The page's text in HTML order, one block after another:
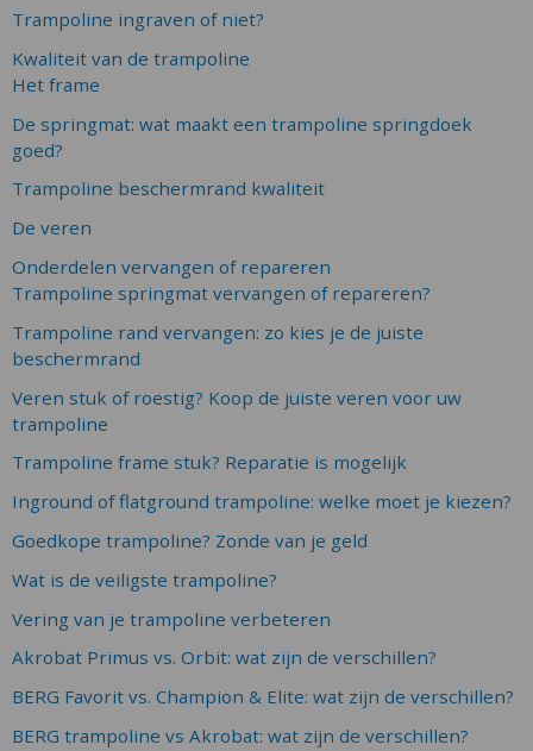
Trampoline ingraven of niet?
Kwaliteit van de trampoline
Het frame
De springmat: wat maakt een trampoline springdoek
goed?
Trampoline beschermrand kwaliteit
De veren
Onderdelen vervangen of repareren
Trampoline springmat vervangen of repareren?
Trampoline rand vervangen: zo kies je de juiste
beschermrand
Veren stuk of roestig? Koop de juiste veren voor uw
trampoline
Trampoline frame stuk? Reparatie is mogelijk
Inground of flatground trampoline: welke moet je kiezen?
Goedkope trampoline? Zonde van je geld
Wat is de veiligste trampoline?
Vering van je trampoline verbeteren
Akrobat Primus vs. Orbit: wat zijn de verschillen?
BERG Favorit vs. Champion & Elite: wat zijn de verschillen?
BERG trampoline vs Akrobat: wat zijn de verschillen?